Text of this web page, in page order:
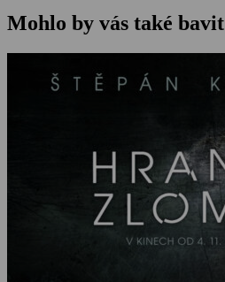
Mohlo by vás také bavit